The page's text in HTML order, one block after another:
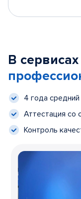
В
4 года
Аттестация со
Контроль